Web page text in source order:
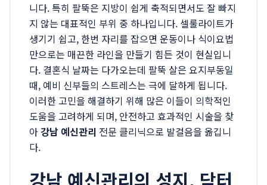
니다. 특히 팔뚝은 지방이 쉽게 축적되면서도 잘 빠지
지 않는 대표적인 부위 중 하나입니다. 셀룰라이트가
생기기 쉽고, 한번 자리를 잡으면 운동이나 식이요법
만으로는 매끈한 라인을 만들기 힘든 것이 현실입니
다. 결혼식 날짜는 다가오는데 팔뚝 살은 요지부동일
때, 예비 신부들의 스트레스는 극에 달하게 됩니다.
이러한 고민을 해결하기 위해 많은 이들이 의학적인
도움을 고려하게 되며, 안전하고 효과적인 시술을 찾
아강남 예신관리 전문 클리닉으로 발걸음을 옮깁니
다.
강남 예신관리의 성지, 닥터